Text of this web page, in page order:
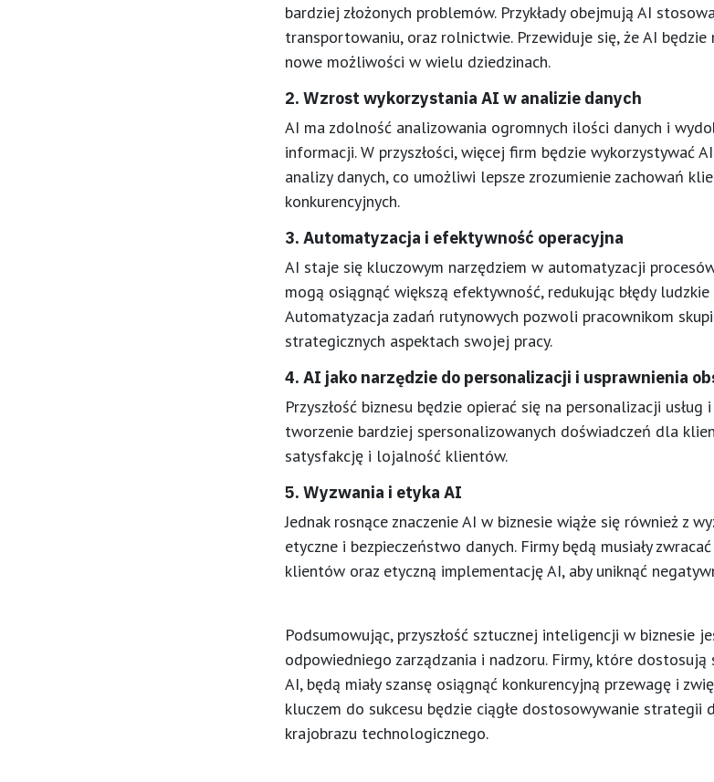
bardziej złożonych problemów. Przykłady obejmują AI
transportowaniu, oraz rolnictwie. Przewiduje się, że AI
nowe możliwości w wielu dziedzinach.
2. Wzrost wykorzystania AI w analizie danych
AI ma zdolność analizowania ogromnych ilości danych i
informacji. W przyszłości, więcej firm będzie wykorzystywać
analizy danych, co umożliwi lepsze zrozumienie zachowań
konkurencyjnych.
3. Automatyzacja i efektywność operacyjna
AI staje się kluczowym narzędziem w automatyzacji
mogą osiągnąć większą efektywność, redukując błędy
Automatyzacja zadań rutynowych pozwoli pracownikom
strategicznych aspektach swojej pracy.
4. AI jako narzędzie do personalizacji i usprawnienia
Przyszłość biznesu będzie opierać się na personalizacji
tworzenie bardziej spersonalizowanych doświadczeń dla
satysfakcję i lojalność klientów.
5. Wyzwania i etyka AI
Jednak rosnące znaczenie AI w biznesie wiąże się również z
etyczne i bezpieczeństwo danych. Firmy będą musiały
klientów oraz etyczną implementację AI, aby uniknąć
Podsumowując, przyszłość sztucznej inteligencji w biznesie
odpowiedniego zarządzania i nadzoru. Firmy, które
AI, będą miały szansę osiągnąć konkurencyjną przewagę i
kluczem do sukcesu będzie ciągłe dostosowywanie strategii
krajobrazu technologicznego.